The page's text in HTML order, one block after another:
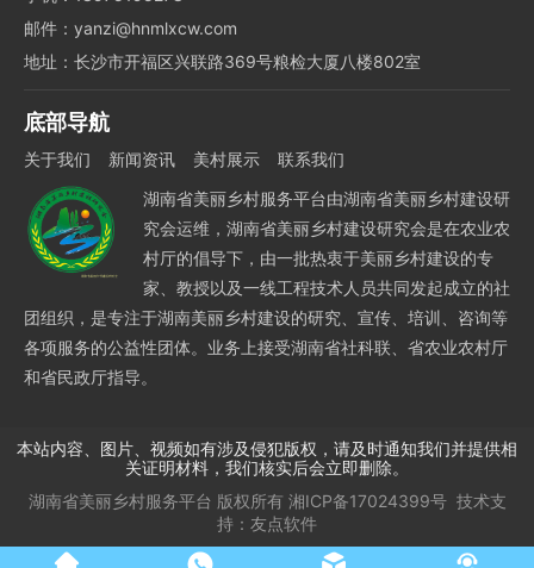
邮件：yanzi@hnmlxcw.com
地址：长沙市开福区兴联路369号粮检大厦八楼802室
底部导航
关于我们 新闻资讯 美村展示
联系我们
湖南省美丽乡村服务平台由湖南省美丽乡村建设研
究会运维，湖南省美丽乡村建设研究会是在农业农
村厅的倡导下，由一批热衷于美丽乡村建设的专
家、教授以及一线工程技术人员共同发起成立的社
团组织，是专注于湖南美丽乡村建设的研究、宣传、培训、咨询等
各项服务的公益性团体。业务上接受湖南省社科联、省农业农村厅
和省民政厅指导。
本站内容、图片、视频如有涉及侵犯版权，请及时通知我们并提供相
关证明材料，我们核实后会立即删除。
湖南省美丽乡村服务平台 版权所有 湘ICP备17024399号 技术支
持： 友点软件